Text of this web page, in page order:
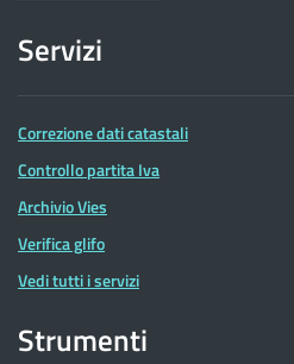
Servizi
Correzione dati catastali
Controllo partita Iva
Archivio Vies
Verifica glifo
Vedi tutti i servizi
Strumenti